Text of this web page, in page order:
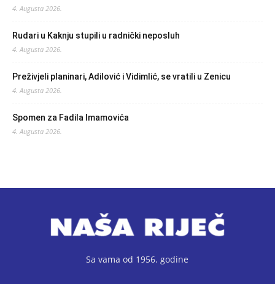
4. Augusta 2026.
Rudari u Kaknju stupili u radnički neposluh
4. Augusta 2026.
Preživjeli planinari, Adilović i Vidimlić, se vratili u Zenicu
4. Augusta 2026.
Spomen za Fadila Imamovića
4. Augusta 2026.
Sa vama od 1956. godine